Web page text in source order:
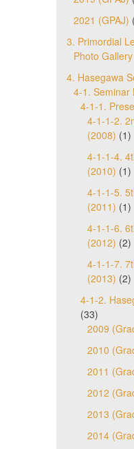
2021 (GPAJ)
3. Primordial
Photo Gallery
4. Hasegawa
4-1. Seminar
4-1-1.
4-1-1-2.
(2008) (1)
4-1-1-4.
(2010) (1)
4-1-1-5.
(2011) (1)
4-1-1-6.
(2012) (2)
4-1-1-7.
(2013) (2)
4-1-2.
(33)
2009
2010
2011
2012
2013
2014